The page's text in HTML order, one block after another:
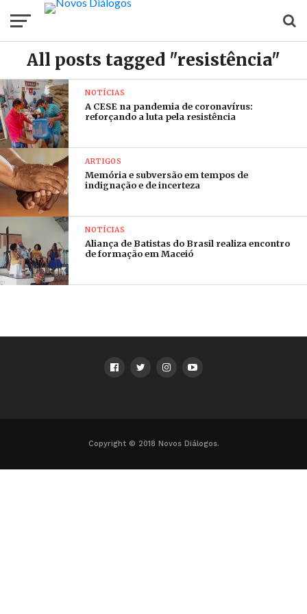
All posts tagged "resistência"
NOTÍCIAS
A CESE na pandemia de coronavírus:
reforçando a luta pela resistência
ARTIGOS
Memória e subversão em tempos de
indignação e de incerteza
NOTÍCIAS
Aliança de Batistas do Brasil realiza encontro
de formação em Maceió
Copyright © 2018 Novos Diálogos.